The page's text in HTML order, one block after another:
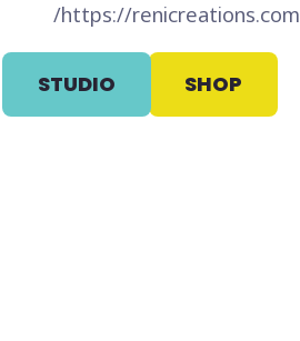
https://renicreations.com/
SHOP
STUDIO